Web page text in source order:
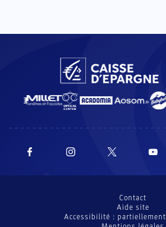
Contact
Aide site
Accessibilité :